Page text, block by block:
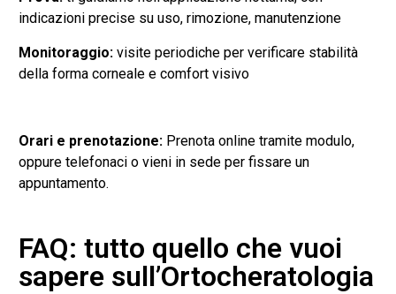
indicazioni precise su uso, rimozione, manutenzione
Monitoraggio: visite periodiche per verificare stabilità
della forma corneale e comfort visivo
Orari e prenotazione: Prenota online tramite modulo,
oppure telefonaci o vieni in sede per fissare un
appuntamento.
FAQ: tutto quello che vuoi
sapere sull’Ortocheratologia